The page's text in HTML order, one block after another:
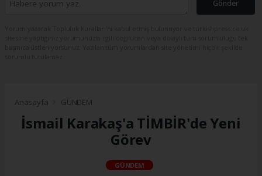
Gönder
Anasayfa GÜNDEM
İsmail Karakaş'a TİMBİR'de Yeni
Görev
GÜNDEM